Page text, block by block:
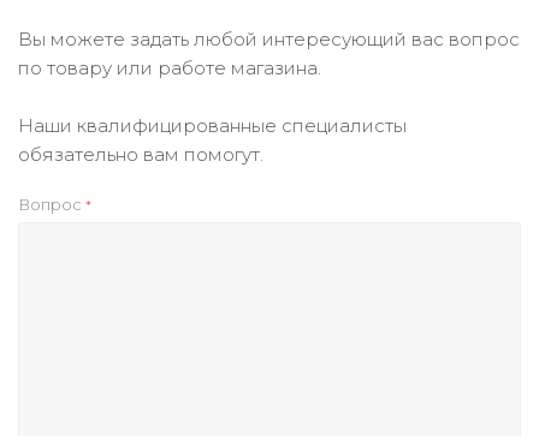
Вы можете задать любой интересующий вас вопрос
по товару или работе магазина.
Наши квалифицированные специалисты
обязательно вам помогут.
Вопрос *